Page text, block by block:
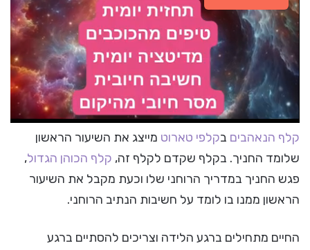
קלף הנאהבים בקלפי טארוט מייצג את השיעור הראשון
שלומד החניך. בקלף שקדם לקלף זה, קלף הכוהן הגדול,
פגש החניך במדריך הרוחני שלו וכעת מקבל את השיעור
הראשון ממנו בו לומד על חשיבות הנתיב הרוחני.
החיים מתחילים ברגע הלידה וצריכים להסתיים ברגע